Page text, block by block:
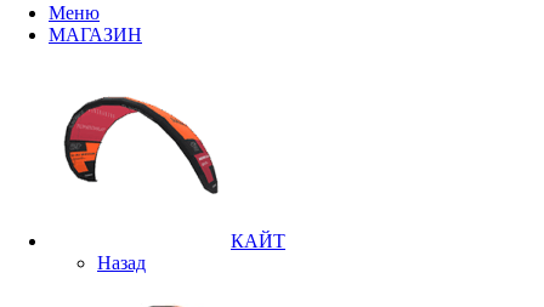
Меню
МАГАЗИН
КАЙТ
Назад